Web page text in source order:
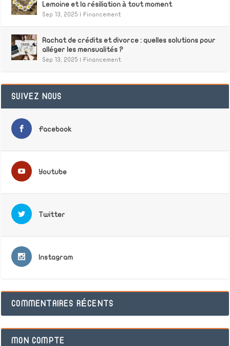
Lemoine et la résiliation à tout moment
Sep 13, 2025 Financement
Rachat de crédits et divorce : quelles solutions pour
alléger les mensualités ?
Sep 13, 2025 Financement
SUIVEZ NOUS
Facebook
Youtube
Twitter
Instagram
COMMENTAIRES RÉCENTS
MON COMPTE